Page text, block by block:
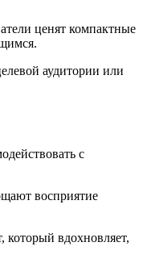
ценят компактные
аудитории или
с
восприятие
который вдохновляет,